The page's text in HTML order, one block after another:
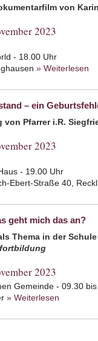
von
2023
- 18.00 Uhr
» Weiterlesen
– ein
von Pfarrer i.R.
2023
- 19.00 Uhr
Ebert-Straße 40,
geht mich das an?
Thema in der Schule
2023
Gemeinde - 09.30
» Weiterlesen